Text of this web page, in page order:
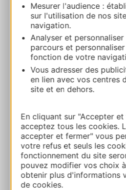
Mesurer l'audience :
sur l'utilisation de nos
navigation.
Analyser et
parcours et
fonction de votre
Vous adresser des
en lien avec vos centres
site et en dehors.
En cliquant sur "Accepter
acceptez tous les cookies.
accepter et fermer" vous
votre refus et seuls les
fonctionnement du site
pouvez modifier vos choix
obtenir plus d'informations
de cookies.
RESERVA
Ibis Styles Pont du
247 chemin de la
ESTEZARGUES
04 66 57 03 08
E-mail